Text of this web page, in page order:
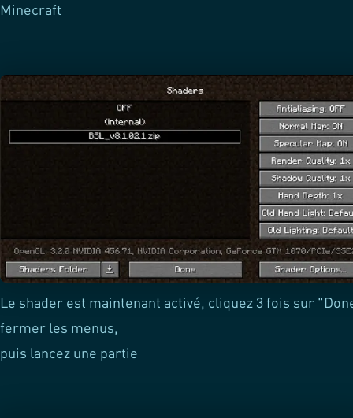
Minecraft
Le shader est maintenant activé, cliquez 3 fois sur
fermer les menus,
puis lancez une partie